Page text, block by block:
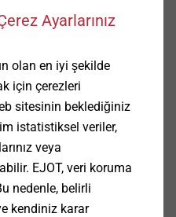
Ayarlarınız
olan en iyi şekilde
için çerezleri
sitesinin beklediğiniz
istatistiksel veriler,
veya
EJOT, veri koruma
nedenle, belirli
kendiniz karar